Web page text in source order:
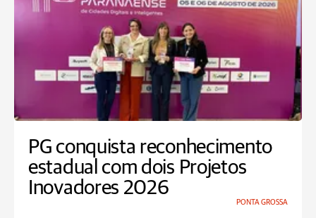
PG conquista reconhecimento
estadual com dois Projetos
Inovadores 2026
PONTA GROSSA